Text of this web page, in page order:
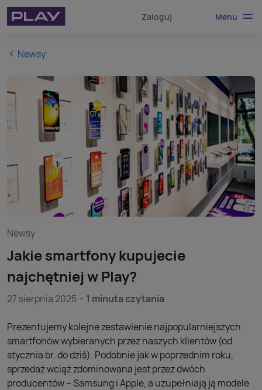
Zaloguj Menu
Newsy
Newsy
Jakie smartfony kupujecie
najchętniej w Play?
27 sierpnia 2025 1 minuta czytania
Prezentujemy kolejne zestawienie najpopularniejszych
smartfonów wybieranych przez naszych klientów (od
stycznia br. do dziś). Podobnie jak w poprzednim roku,
sprzedaż wciąż zdominowana jest przez dwóch
producentów – Samsung i Apple, a uzupełniają ją modele